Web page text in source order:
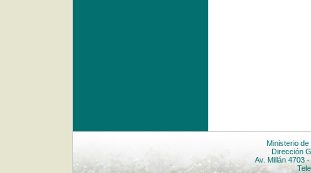
Ministerio
Dirección
Av. Millán 4703